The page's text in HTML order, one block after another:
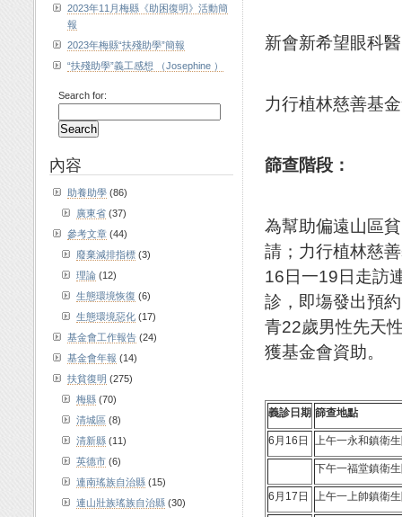
新會新希望眼科
力行植林慈善基
篩查階段 ：
為幫助偏遠山區
請；力行植林慈
16日一19日走訪
診，即塲發出預
青22歲男性先天
獲基金會資助。
義診日期 篩查地點
6月16日 上午一永和鎮衛
下午一福堂鎮衛
6月17日 上午一上帥鎮衛
2023年11月梅縣《助困復明》活動簡
報
2023年梅縣“扶殘助學”簡報
“扶殘助學”義工感想 （Josephine ）
Search for:
內容
助養助學 (86)
廣東省 (37)
參考文章 (44)
廢棄減排指標 (3)
理論 (12)
生態環境恢復 (6)
生態環境惡化 (17)
基金會工作報告 (24)
基金會年報 (14)
扶貧復明 (275)
梅縣 (70)
清城區 (8)
清新縣 (11)
英德市 (6)
連南瑤族自治縣 (15)
連山壯族瑤族自治縣 (30)